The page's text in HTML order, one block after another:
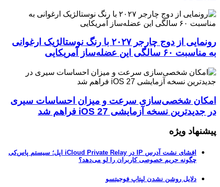
رونمایی از دوج چارجر ۲۰۲۷ با رنگ نوستالژیک ارغوانی
به مناسبت ۶۰ سالگی این عضله‌ساز آمریکایی
امکان شخصی‌سازی سرعت و میزان احساسات سیری
در جدیدترین نسخه آزمایشی iOS 27 فراهم شد
پیشنهاد ویژه
افشای نشت آدرس IP در iCloud Private Relay اپل؛ سیستم پاس‌کی
چگونه حریم خصوصی کاربران را لو می‌دهد؟
دلایل روشن نشدن لپتاپ فوجیتسو